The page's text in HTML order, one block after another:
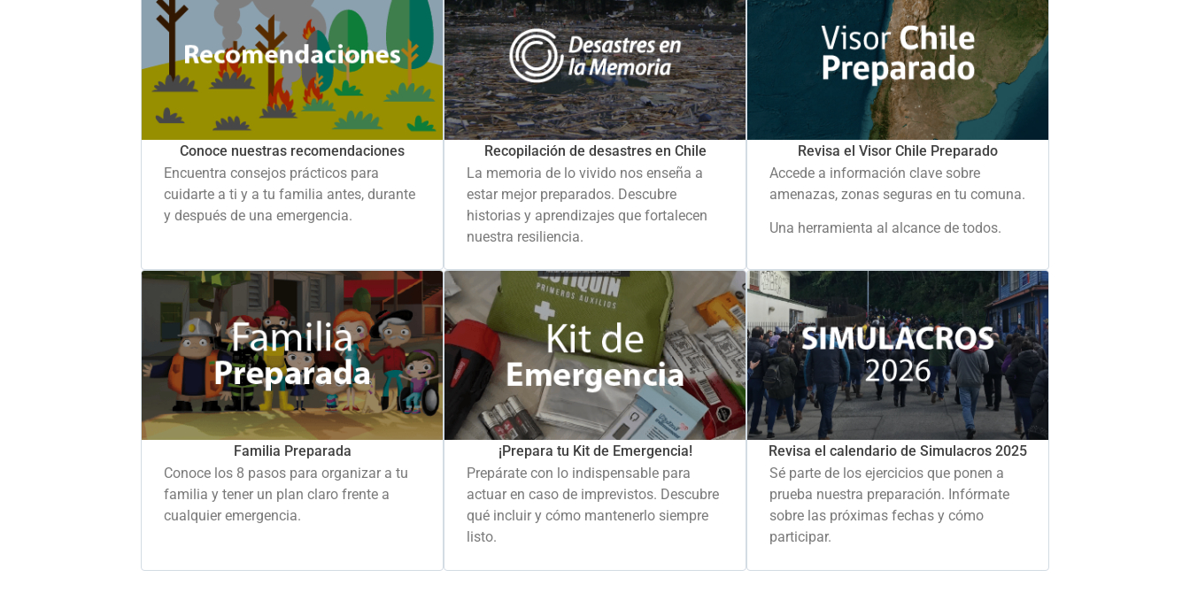
Conoce nuestras recomendaciones
Encuentra consejos prácticos para
cuidarte a ti y a tu familia antes, durante
y después de una emergencia.
Recopilación de desastres en Chile
La memoria de lo vivido nos enseña a
estar mejor preparados. Descubre
historias y aprendizajes que fortalecen
nuestra resiliencia.
Revisa el Visor Chile Preparado
Accede a información clave sobre
amenazas, zonas seguras en tu comuna.
Una herramienta al alcance de todos.
Familia Preparada
Conoce los 8 pasos para organizar a tu
familia y tener un plan claro frente a
cualquier emergencia.
¡Prepara tu Kit de Emergencia!
Prepárate con lo indispensable para
actuar en caso de imprevistos. Descubre
qué incluir y cómo mantenerlo siempre
listo.
Revisa el calendario de Simulacros 2025
Sé parte de los ejercicios que ponen a
prueba nuestra preparación. Infórmate
sobre las próximas fechas y cómo
participar.